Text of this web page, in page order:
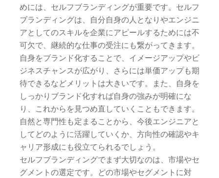
めには、セルフブランディングが重要です。セルフ
ブランディングは、自分自身の人となりやエンジニ
アとしてのスキルを企業にアピールするためには不
可欠で、継続的な仕事の受注にも繋がってきます。
自身をブランド化することで、イメージアップやビ
ジネスチャンスが広がり、さらには単価アップも期
待できるなどメリットは大きいです。また、自身を
しっかりブランド化すれば自身の強みが明確にな
り、これからを見つめ直していくこともできます。
自然と専門性も定まることから、今後エンジニアと
してどのように活躍していくか、方向性の確認やキ
ャリア形成にも役立てられるでしょう。
セルフブランディングでまず大切なのは、市場やセ
グメントの選定です。どの市場やセグメントに対